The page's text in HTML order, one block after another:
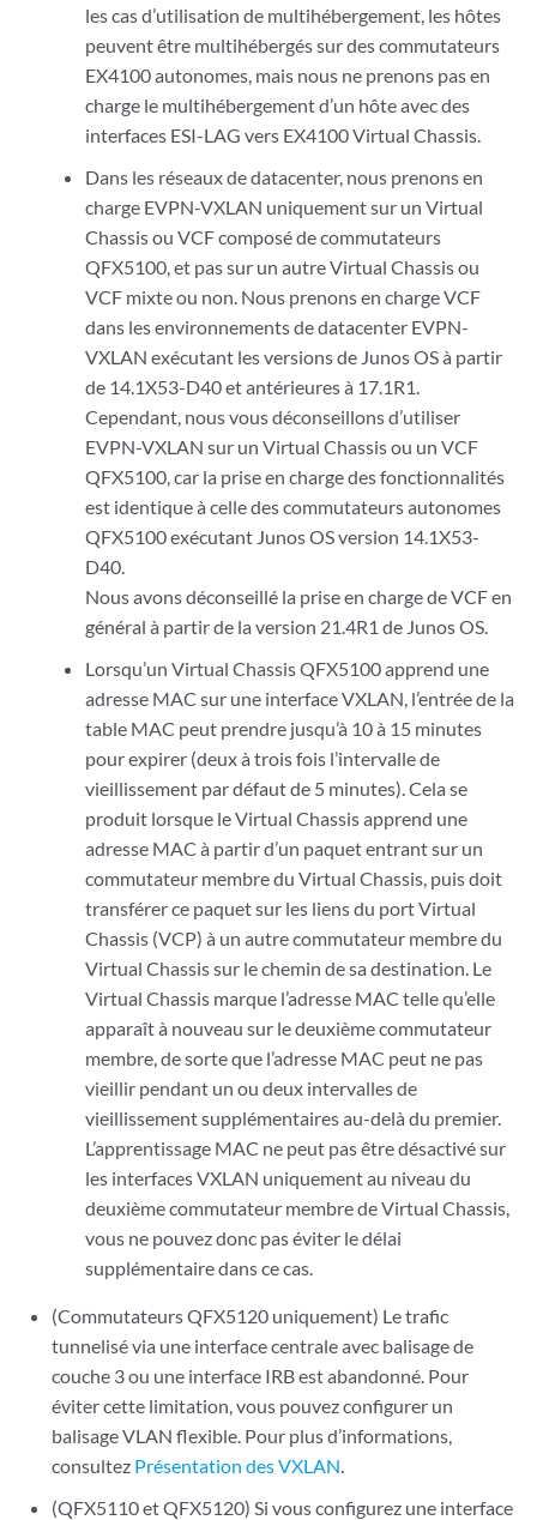
les cas d’utilisation de multihébergement, les hôtes
peuvent être multihébergés sur des commutateurs
EX4100 autonomes, mais nous ne prenons pas en
charge le multihébergement d’un hôte avec des
interfaces ESI-LAG vers EX4100 Virtual Chassis.
Dans les réseaux de datacenter, nous prenons en
charge EVPN-VXLAN uniquement sur un Virtual
Chassis ou VCF composé de commutateurs
QFX5100, et pas sur un autre Virtual Chassis ou
VCF mixte ou non. Nous prenons en charge VCF
dans les environnements de datacenter EVPN-
VXLAN exécutant les versions de Junos OS à partir
de 14.1X53-D40 et antérieures à 17.1R1.
Cependant, nous vous déconseillons d’utiliser
EVPN-VXLAN sur un Virtual Chassis ou un VCF
QFX5100, car la prise en charge des fonctionnalités
est identique à celle des commutateurs autonomes
QFX5100 exécutant Junos OS version 14.1X53-
D40.
Nous avons déconseillé la prise en charge de VCF en
général à partir de la version 21.4R1 de Junos OS.
Lorsqu’un Virtual Chassis QFX5100 apprend une
adresse MAC sur une interface VXLAN, l’entrée de la
table MAC peut prendre jusqu’à 10 à 15 minutes
pour expirer (deux à trois fois l’intervalle de
vieillissement par défaut de 5 minutes). Cela se
produit lorsque le Virtual Chassis apprend une
adresse MAC à partir d’un paquet entrant sur un
commutateur membre du Virtual Chassis, puis doit
transférer ce paquet sur les liens du port Virtual
Chassis (VCP) à un autre commutateur membre du
Virtual Chassis sur le chemin de sa destination. Le
Virtual Chassis marque l’adresse MAC telle qu’elle
apparaît à nouveau sur le deuxième commutateur
membre, de sorte que l’adresse MAC peut ne pas
vieillir pendant un ou deux intervalles de
vieillissement supplémentaires au-delà du premier.
L’apprentissage MAC ne peut pas être désactivé sur
les interfaces VXLAN uniquement au niveau du
deuxième commutateur membre de Virtual Chassis,
vous ne pouvez donc pas éviter le délai
supplémentaire dans ce cas.
(Commutateurs QFX5120 uniquement) Le trafic
tunnelisé via une interface centrale avec balisage de
couche 3 ou une interface IRB est abandonné. Pour
éviter cette limitation, vous pouvez configurer un
balisage VLAN flexible. Pour plus d’informations,
consultez Présentation des VXLAN
(QFX5110 et QFX5120) Si vous configurez une interface